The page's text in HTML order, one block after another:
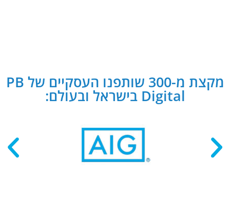
מקצת מ-300 שותפנו העסקיים של PB
Digital בישראל ובעולם: